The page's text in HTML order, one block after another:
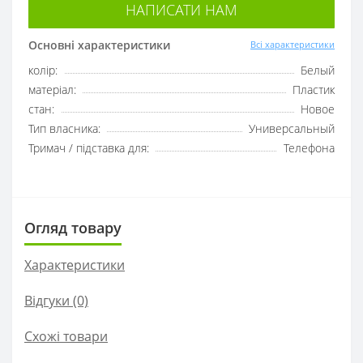
НАПИСАТИ НАМ
Основні характеристики Всі характеристики
колір:
Белый
матеріал:
Пластик
стан:
Новое
Тип власника:
Универсальный
Тримач / підставка для:
Телефона
Огляд товару
Характеристики
Відгуки (0)
Схожі товари